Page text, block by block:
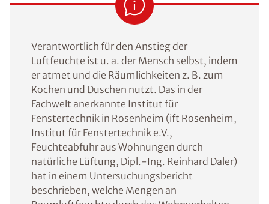
Verantwortlich für den Anstieg der
Luftfeuchte ist u. a. der Mensch selbst, indem
er atmet und die Räumlichkeiten z. B. zum
Kochen und Duschen nutzt. Das in der
Fachwelt anerkannte Institut für
Fenstertechnik in Rosenheim (ift Rosenheim,
Institut für Fenstertechnik e.V.,
Feuchteabfuhr aus Wohnungen durch
natürliche Lüftung, Dipl.-Ing. Reinhard Daler)
hat in einem Untersuchungsbericht
beschrieben, welche Mengen an